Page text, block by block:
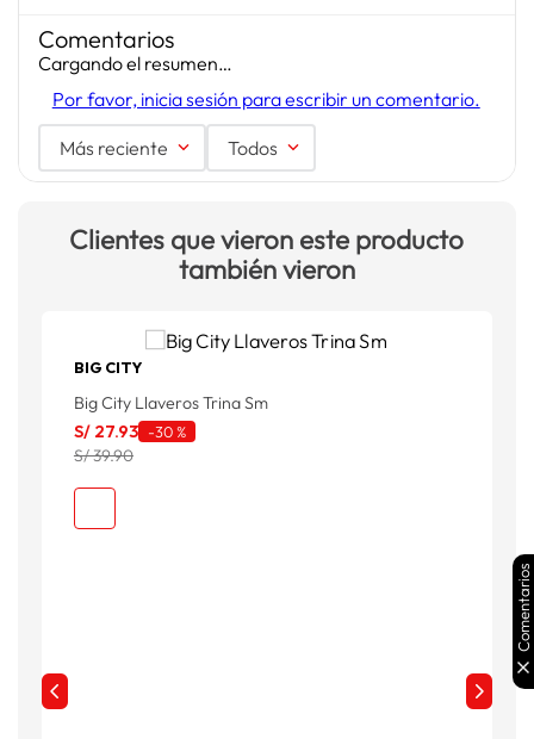
Comentarios
Cargando el resumen…
Por favor, inicia sesión para escribir un comentario.
Más reciente Todos
Clientes que vieron este producto
también vieron
BIG CITY
Big City Llaveros Trina Sm
S/ 27.93 -30 %
S/ 39.90
Comentarios